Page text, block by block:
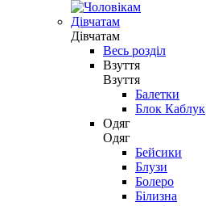
Дівчатам
Дівчатам
Весь розділ
Взуття
Взуття
Балетки
Блок Каблук
Одяг
Одяг
Бейсики
Блузи
Болеро
Білизна